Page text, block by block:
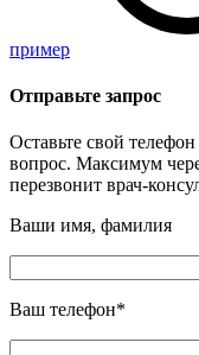
пример
Отправьте запрос
Оставьте свой
вопрос. Максимум
перезвонит врач-
Ваши имя, фамилия
Ваш телефон*